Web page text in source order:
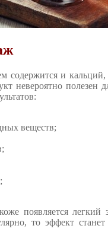
содержится и
невероятно
веществ;
появляется
то эффект